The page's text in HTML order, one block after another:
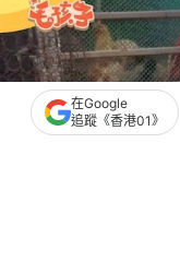
在Google
追蹤《香港01》